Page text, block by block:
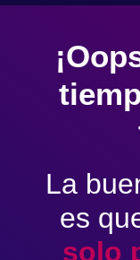
Quiero